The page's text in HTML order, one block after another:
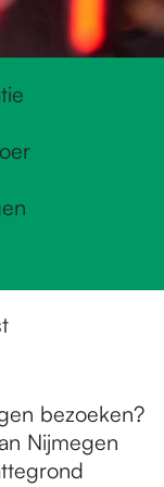
bezoeken?
Nijmegen